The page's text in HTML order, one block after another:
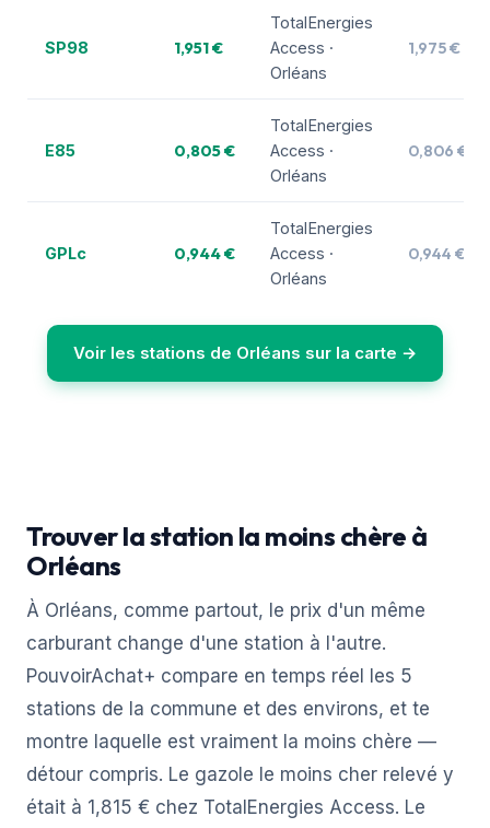
SP98 1,951 €
TotalEnergies
Access ·
Orléans
1,975 €
E85 0,805 €
TotalEnergies
Access ·
Orléans
0,806 €
GPLc 0,944 €
TotalEnergies
Access ·
Orléans
0,944 €
Voir les stations de Orléans sur la carte →
Trouver la station la moins chère à
Orléans
À Orléans, comme partout, le prix d'un même
carburant change d'une station à l'autre.
PouvoirAchat+ compare en temps réel les 5
stations de la commune et des environs, et te
montre laquelle est vraiment la moins chère —
détour compris. Le gazole le moins cher relevé y
était à 1,815 € chez TotalEnergies Access. Le